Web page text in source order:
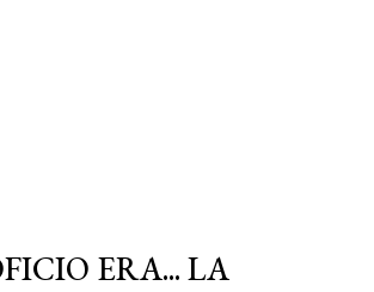
ERA... LA